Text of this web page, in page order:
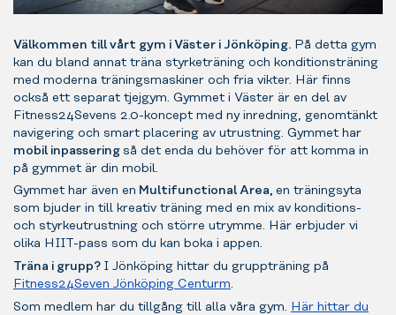
Välkommen till vårt gym i Väster i Jönköping. På detta gym
kan du bland annat träna styrketräning och konditionsträning
med moderna träningsmaskiner och fria vikter. Här finns
också ett separat tjejgym. Gymmet i Väster är en del av
Fitness24Sevens 2.0-koncept med ny inredning, genomtänkt
navigering och smart placering av utrustning. Gymmet har
mobil inpassering så det enda du behöver för att komma in
på gymmet är din mobil.
Gymmet har även en Multifunctional Area, en träningsyta
som bjuder in till kreativ träning med en mix av konditions-
och styrkeutrustning och större utrymme. Här erbjuder vi
olika HIIT-pass som du kan boka i appen.
Träna i grupp? I Jönköping hittar du gruppträning på
Fitness24Seven Jönköping Centurm.
Som medlem har du tillgång till alla våra gym. Här hittar du